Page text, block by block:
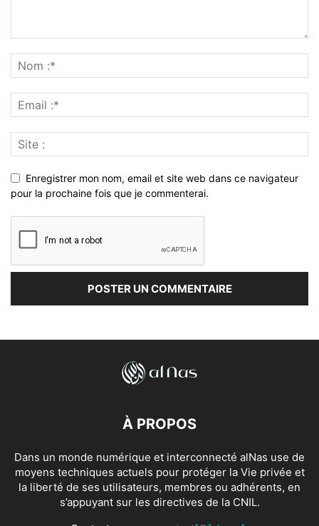
Enregistrer mon nom, email et site web dans ce navigateur
pour la prochaine fois que je commenterai.
À PROPOS
Dans un monde numérique et interconnecté alNas use de
moyens techniques actuels pour protéger la Vie privée et
la liberté de ses utilisateurs, membres ou adhérents, en
s’appuyant sur les directives de la CNIL.